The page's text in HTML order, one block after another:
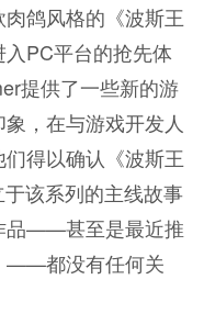
鸽风格的《波斯王
PC平台的抢先体
提供了一些新的游
，在与游戏开发人
得以确认《波斯王
该系列的主线故事
品——甚至是最近推
——都没有任何关